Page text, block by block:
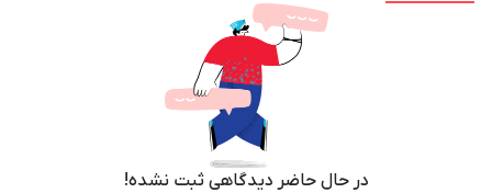
در حال حاضر دیدگاهی ثبت نشده!